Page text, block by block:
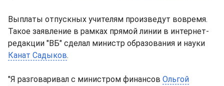
Выплаты отпускных учителям произведут вовремя.
Такое заявление в рамках прямой линии в интернет-
редакции "ВБ" сделал министр образования и науки
Канат Садыков.
"Я разговаривал с министром финансов Ольгой